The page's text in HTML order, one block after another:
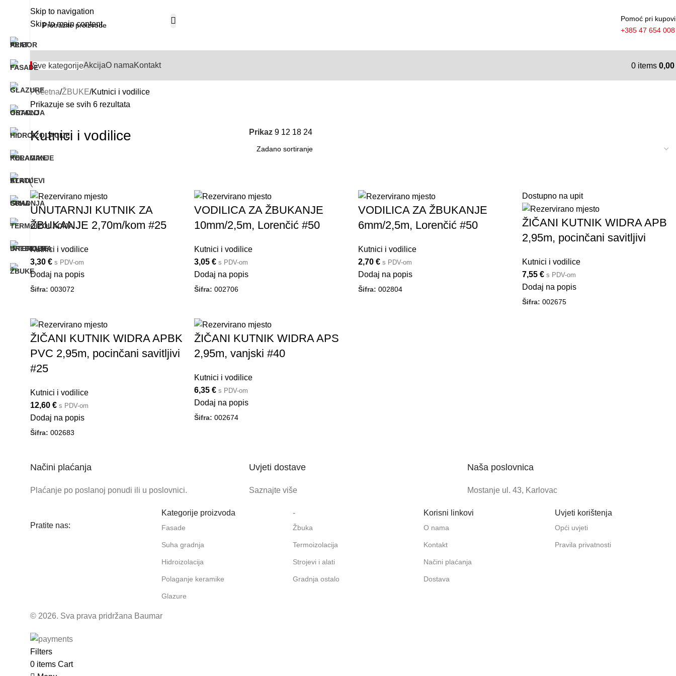
Skip to navigation
Skip to main content
Pomoć pri
+385 47 654 008
Sve kategorijeAkcijaO namaKontakt 0 items 0,00
Početna ŽBUKE Kutnici i vodilice
Prikazuje se svih 6 rezultata
Kutnici i vodilice Prikaz 9 12 18 24
UNUTARNJI KUTNIK ZA
ŽBUKANJE 2,70m/kom #25
Kutnici i vodilice
3,30 € s PDV-om
Dodaj na popis
Šifra: 003072
VODILICA ZA ŽBUKANJE
10mm/2,5m, Lorenčić #50
Kutnici i vodilice
3,05 € s PDV-om
Dodaj na popis
Šifra: 002706
VODILICA ZA ŽBUKANJE
6mm/2,5m, Lorenčić #50
Kutnici i vodilice
2,70 € s PDV-om
Dodaj na popis
Šifra: 002804
Dostupno na upit
ŽIČANI KUTNIK WIDRA APB
2,95m, pocinčani savitljivi
Kutnici i vodilice
7,55 € s PDV-om
Dodaj na popis
Šifra: 002675
ŽIČANI KUTNIK WIDRA APBK
PVC 2,95m, pocinčani savitljivi
#25
Kutnici i vodilice
12,60 € s PDV-om
Dodaj na popis
Šifra: 002683
ŽIČANI KUTNIK WIDRA APS
2,95m, vanjski #40
Kutnici i vodilice
6,35 € s PDV-om
Dodaj na popis
Šifra: 002674
Načini plaćanja
Plaćanje po poslanoj ponudi ili u poslovnici.
Uvjeti dostave
Saznajte više
Naša poslovnica
Mostanje ul. 43, Karlovac
Pratite nas:
Kategorije proizvoda
Fasade
Suha gradnja
Hidroizolacija
Polaganje keramike
Glazure
-
Žbuka
Termoizolacija
Strojevi i alati
Gradnja ostalo
Korisni linkovi
O nama
Kontakt
Načini plaćanja
Dostava
Uvjeti korištenja
Opći uvjeti
Pravila privatnosti
© 2026. Sva prava pridržana Baumar
Filters
0 items Cart